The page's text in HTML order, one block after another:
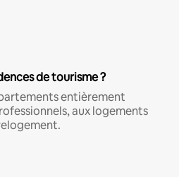
de tourisme ?
entièrement
aux logements